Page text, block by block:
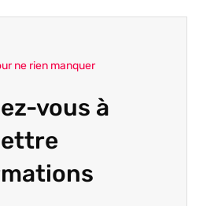
ne rien manquer
vous à